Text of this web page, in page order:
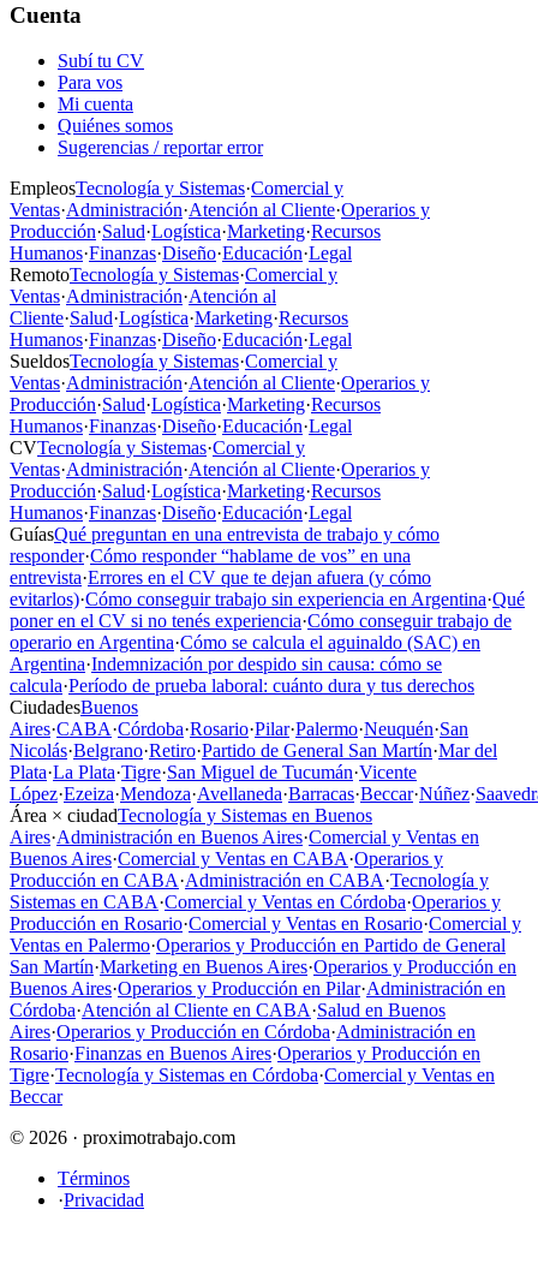
Cuenta
Subí tu CV
Para vos
Mi cuenta
Quiénes somos
Sugerencias / reportar error
EmpleosTecnología y Sistemas·Comercial y
Ventas·Administración·Atención al Cliente·Operarios y
Producción·Salud·Logística·Marketing·Recursos
Humanos·Finanzas·Diseño·Educación·Legal
RemotoTecnología y Sistemas·Comercial y
Ventas·Administración·Atención al
Cliente·Salud·Logística·Marketing·Recursos
Humanos·Finanzas·Diseño·Educación·Legal
SueldosTecnología y Sistemas·Comercial y
Ventas·Administración·Atención al Cliente·Operarios y
Producción·Salud·Logística·Marketing·Recursos
Humanos·Finanzas·Diseño·Educación·Legal
CVTecnología y Sistemas·Comercial y
Ventas·Administración·Atención al Cliente·Operarios y
Producción·Salud·Logística·Marketing·Recursos
Humanos·Finanzas·Diseño·Educación·Legal
GuíasQué preguntan en una entrevista de trabajo y cómo
responder·Cómo responder “hablame de vos” en una
entrevista·Errores en el CV que te dejan afuera (y cómo
evitarlos)·Cómo conseguir trabajo sin experiencia en Argentina·Qué
poner en el CV si no tenés experiencia·Cómo conseguir trabajo de
operario en Argentina·Cómo se calcula el aguinaldo (SAC) en
Argentina·Indemnización por despido sin causa: cómo se
calcula·Período de prueba laboral: cuánto dura y tus derechos
CiudadesBuenos
Aires·CABA·Córdoba·Rosario·Pilar·Palermo·Neuquén·San
Nicolás·Belgrano·Retiro·Partido de General San Martín·Mar del
Plata·La Plata·Tigre·San Miguel de Tucumán·Vicente
López·Ezeiza·Mendoza·Avellaneda·Barracas·Beccar·Núñez·
Área × ciudadTecnología y Sistemas en Buenos
Aires·Administración en Buenos Aires·Comercial y Ventas en
Buenos Aires·Comercial y Ventas en CABA·Operarios y
Producción en CABA·Administración en CABA·Tecnología y
Sistemas en CABA·Comercial y Ventas en Córdoba·Operarios y
Producción en Rosario·Comercial y Ventas en Rosario·Comercial y
Ventas en Palermo·Operarios y Producción en Partido de General
San Martín·Marketing en Buenos Aires·Operarios y Producción en
Buenos Aires·Operarios y Producción en Pilar·Administración en
Córdoba·Atención al Cliente en CABA·Salud en Buenos
Aires·Operarios y Producción en Córdoba·Administración en
Rosario·Finanzas en Buenos Aires·Operarios y Producción en
Tigre·Tecnología y Sistemas en Córdoba·Comercial y Ventas en
Beccar
© 2026 · proximotrabajo.com
Términos
·Privacidad